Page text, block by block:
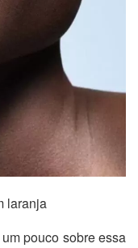
laranja
pouco sobre essa